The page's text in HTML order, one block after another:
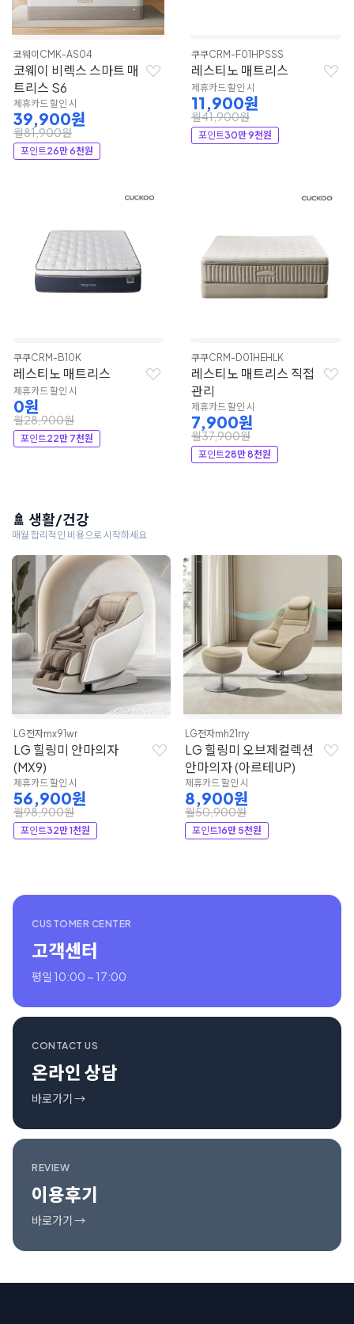
코웨이 CMK-AS04
코웨이 비렉스 스마트 매
트리스 S6
제휴카드 할인 시
39,900원
월81,900원
포인트26만 6천원
쿠쿠CRM-F01HPSSS
레스티노 매트리스
제휴카드 할인 시
11,900원
월41,900원
포인트30만 9천원
쿠쿠CRM-B10K
레스티노 매트리스
제휴카드 할인 시
0원
월28,900원
포인트22만 7천원
쿠쿠CRM-D01HEHLK
레스티노 매트리스 직접
관리
제휴카드 할인 시
7,900원
월37,900원
포인트28만 8천원
🚿 생활/건강
매월 합리적인 비용으로 시작하세요
LG전자mx91wr
LG 힐링미 안마의자
(MX9)
제휴카드 할인 시
56,900원
월98,900원
포인트32만 1천원
LG전자mh21rry
LG 힐링미 오브제컬렉션
안마의자 (아르테UP)
제휴카드 할인 시
8,900원
월50,900원
포인트16만 5천원
CUSTOMER CENTER
고객센터
평일 10:00 ~ 17:00
CONTACT US
온라인 상담
바로가기 →
REVIEW
이용후기
바로가기 →